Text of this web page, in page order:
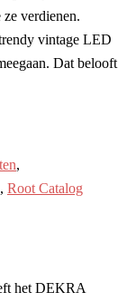
verdienen.
vintage LED
Dat belooft
,
, Root Catalog
het DEKRA